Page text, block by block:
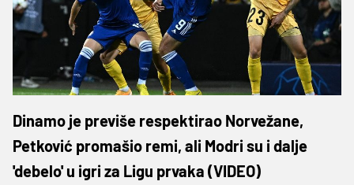
Dinamo je previše respektirao Norvežane,
Petković promašio remi, ali Modri su i dalje
'debelo' u igri za Ligu prvaka (VIDEO)